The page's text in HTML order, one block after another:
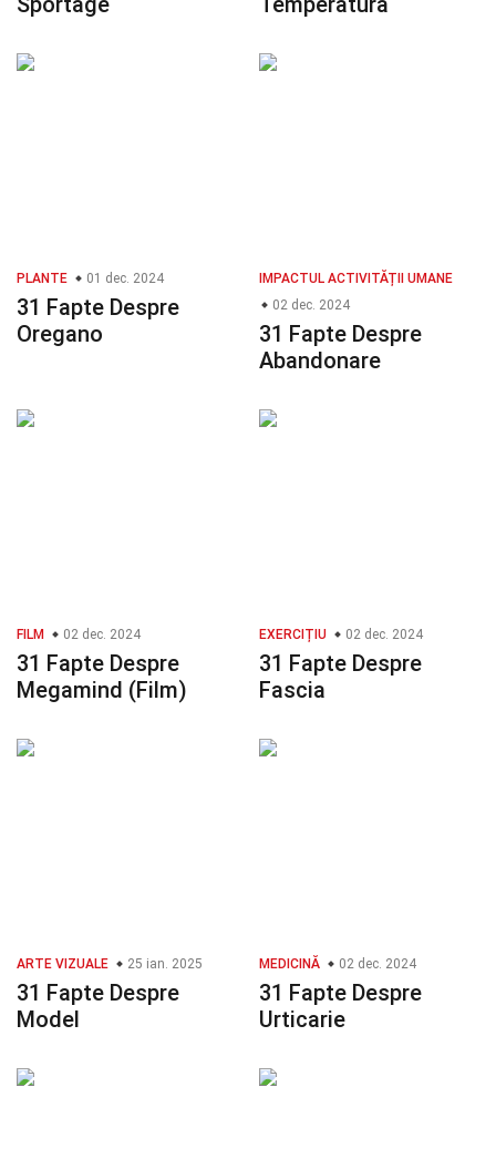
PLANTE 01 dec. 2024
31 Fapte Despre
Oregano
IMPACTUL ACTIVITĂȚII UMANE
02 dec. 2024
31 Fapte Despre
Abandonare
FILM 02 dec. 2024
31 Fapte Despre
Megamind (Film)
EXERCIȚIU 02 dec. 2024
31 Fapte Despre
Fascia
ARTE VIZUALE 25 ian. 2025
31 Fapte Despre
Model
MEDICINĂ 02 dec. 2024
31 Fapte Despre
Urticarie